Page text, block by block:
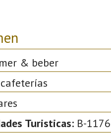
& beber
Turisticas: B-